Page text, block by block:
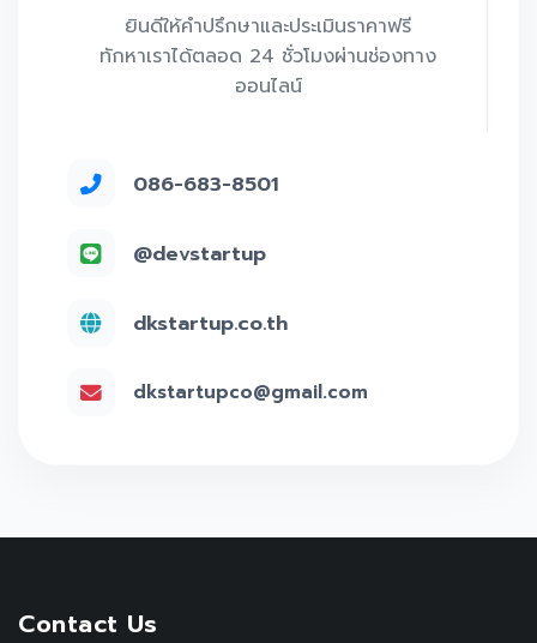
ยินดีให้คำปรึกษาและประเมินราคาฟรี
ทักหาเราได้ตลอด 24 ชั่วโมงผ่านช่องทาง
ออนไลน์
086-683-8501
@devstartup
dkstartup.co.th
dkstartupco@gmail.com
Contact Us